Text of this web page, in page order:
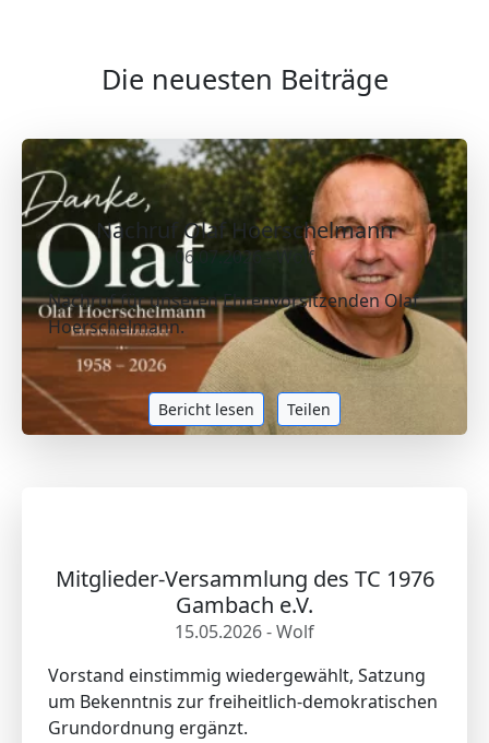
Die neuesten Beiträge
Nachruf Olaf Hoerschelmann
06.07.2026 - Wolf
Nachruf für unseren Ehrenvorsitzenden Olaf
Hoerschelmann.
Bericht lesen Teilen
Mitglieder-Versammlung des TC 1976
Gambach e.V.
15.05.2026 - Wolf
Vorstand einstimmig wiedergewählt, Satzung
um Bekenntnis zur freiheitlich-demokratischen
Grundordnung ergänzt.